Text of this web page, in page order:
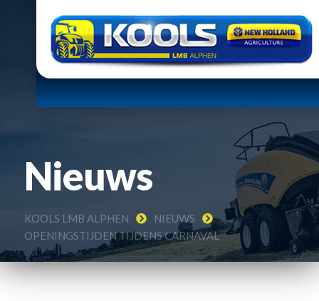
Nieuws
KOOLS LMB ALPHEN
NIEUWS
OPENINGSTIJDEN TIJDENS CARNAVAL